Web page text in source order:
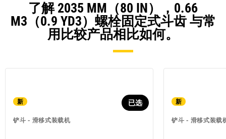
了解 2035 MM（80 IN），0.66
M3（0.9 YD3）螺栓固定式斗齿 与常
用比较产品相比如何。
新
铲斗 - 滑移式装载机
已选 新
铲斗 - 滑移式装载